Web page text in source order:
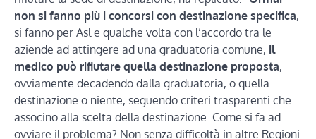
non si fanno più i concorsi con destinazione specifica,
si fanno per Asl e qualche volta con l’accordo tra le
aziende ad attingere ad una graduatoria comune, il
medico può rifiutare quella destinazione proposta,
ovviamente decadendo dalla graduatoria, o quella
destinazione o niente, seguendo criteri trasparenti che
associno alla scelta della destinazione. Come si fa ad
ovviare il problema? Non senza difficoltà in altre Regioni